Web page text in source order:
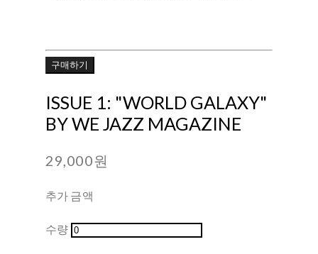
구매하기
ISSUE 1: "WORLD GALAXY"
BY WE JAZZ MAGAZINE
29,000원
추가 금액
수량